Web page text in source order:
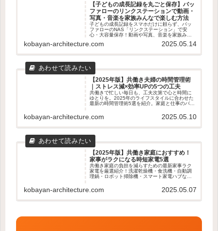
【子どもの成長記録を丸ごと保存】バッ
ファローのリンクステーションで動画・
写真・音楽を家族みんなで楽しむ方法
子どもの成長記録をスマホだけに頼らず、バッ
ファローのNAS「リンクステーション」で安
心・大容量保存！動画や写真、音楽を家族みん
トをわかりやすく解説します。
kobayan-architecture.com 2025.05.14
【2025年版】共働き夫婦の時間管理術
｜ストレス減×効率UPの5つの工夫
共働きで忙しい毎日も、工夫次第で心と時間に
ゆとりを。2025年のライフスタイルに合わせた
最新の時間管理術5選を紹介。家庭と仕事のバラ
kobayan-architecture.com 2025.05.10
【2025年版】共働き家庭におすすめ！
家事がラクになる時短家電5選
共働き家庭の負担を減らすための最新家事ラク
家電を厳選紹介！洗濯乾燥機・食洗機・自動調
理鍋・ロボット掃除機・スマート家電ハブな
kobayan-architecture.com 2025.05.07